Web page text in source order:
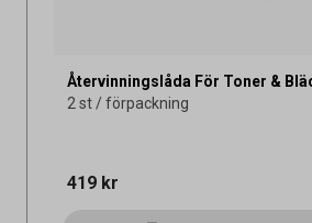
Återvinningslåda För Toner &
2 st / förpackning
419 kr